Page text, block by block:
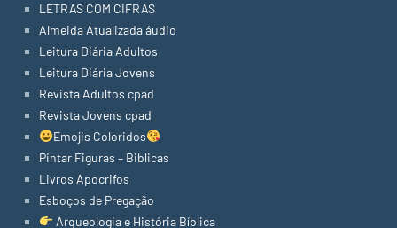
LETRAS COM CIFRAS
Almeida Atualizada áudio
Leitura Diária Adultos
Leitura Diária Jovens
Revista Adultos cpad
Revista Jovens cpad
Emojis Coloridos
Pintar Figuras – Biblicas
Livros Apocrifos
Esboços de Pregação
Arqueologia e História Bíblica